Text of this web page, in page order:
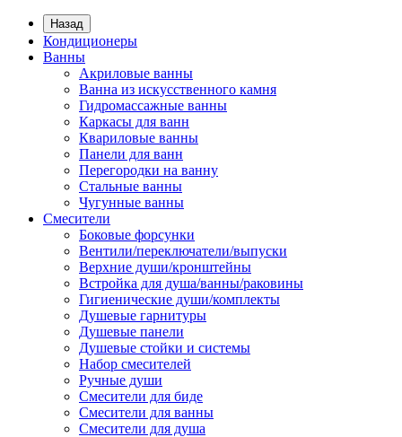
Назад
Кондиционеры
Ванны
Акриловые ванны
Ванна из искусственного камня
Гидромассажные ванны
Каркасы для ванн
Квариловые ванны
Панели для ванн
Перегородки на ванну
Стальные ванны
Чугунные ванны
Смесители
Боковые форсунки
Вентили/переключатели/выпуски
Верхние души/кронштейны
Встройка для душа/ванны/раковины
Гигиенические души/комплекты
Душевые гарнитуры
Душевые панели
Душевые стойки и системы
Набор смесителей
Ручные души
Смесители для биде
Смесители для ванны
Смесители для душа